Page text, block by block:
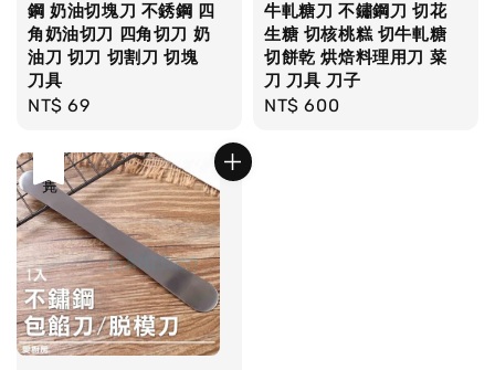
鋼 奶油切塊刀 不銹鋼 四
角奶油切刀 四角切刀 奶
油刀 切刀 切割刀 切塊
刀具
Regular
NT$ 69
牛軋糖刀 不鏽鋼刀 切花
生糖 切核桃糕 切牛軋糖
切餅乾 烘焙料理用刀 菜
刀 刀具 刀子
Regular
NT$ 600